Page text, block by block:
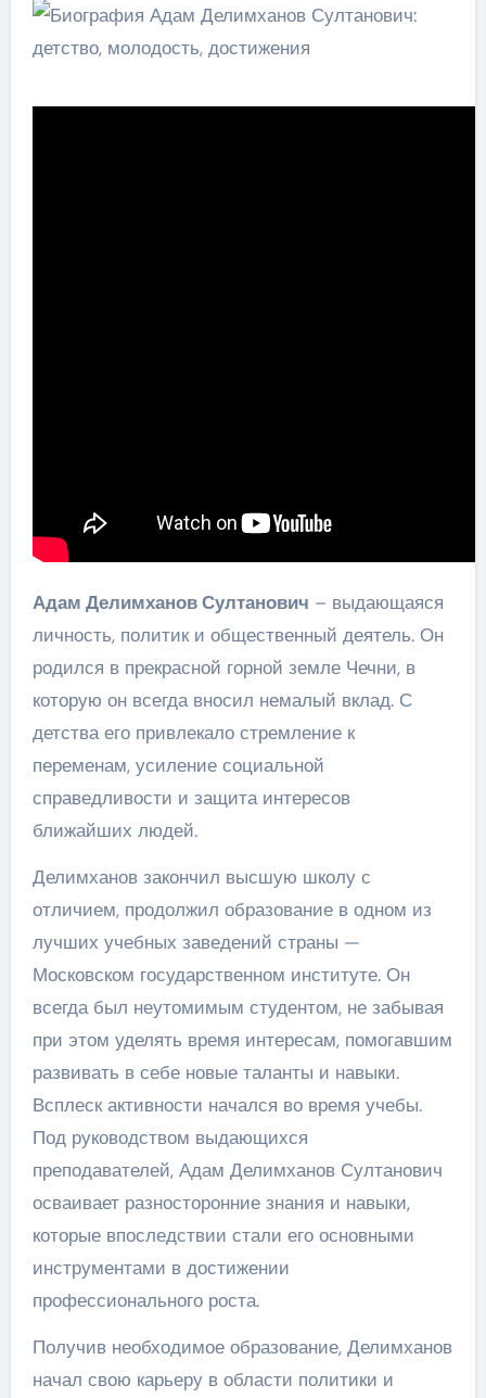
Адам Делимханов Султанович – выдающаяся
личность, политик и общественный деятель. Он
родился в прекрасной горной земле Чечни, в
которую он всегда вносил немалый вклад. С
детства его привлекало стремление к
переменам, усиление социальной
справедливости и защита интересов
ближайших людей.
Делимханов закончил высшую школу с
отличием, продолжил образование в одном из
лучших учебных заведений страны —
Московском государственном институте. Он
всегда был неутомимым студентом, не забывая
при этом уделять время интересам, помогавшим
развивать в себе новые таланты и навыки.
Всплеск активности начался во время учебы.
Под руководством выдающихся
преподавателей, Адам Делимханов Султанович
осваивает разносторонние знания и навыки,
которые впоследствии стали его основными
инструментами в достижении
профессионального роста.
Получив необходимое образование, Делимханов
начал свою карьеру в области политики и